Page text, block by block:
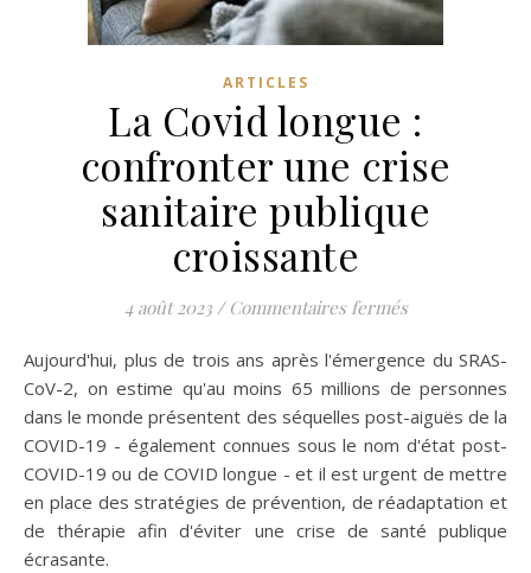
ARTICLES
La Covid longue :
confronter une crise
sanitaire publique
croissante
4 août 2023 / Commentaires ferméssur La Covid
Aujourd'hui, plus de trois ans après l'émergence du SRAS-
CoV-2, on estime qu'au moins 65 millions de personnes
dans le monde présentent des séquelles post-aiguës de la
COVID-19 - également connues sous le nom d'état post-
COVID-19 ou de COVID longue - et il est urgent de mettre
en place des stratégies de prévention, de réadaptation et
de thérapie afin d'éviter une crise de santé publique
écrasante.